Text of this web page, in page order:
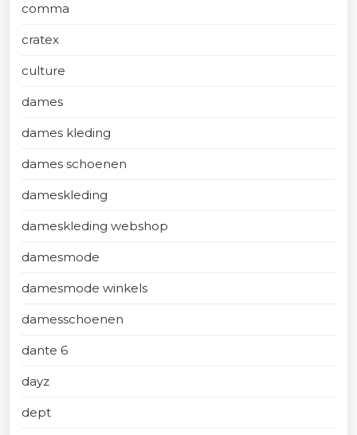
comma
cratex
culture
dames
dames kleding
dames schoenen
dameskleding
dameskleding webshop
damesmode
damesmode winkels
damesschoenen
dante 6
dayz
dept